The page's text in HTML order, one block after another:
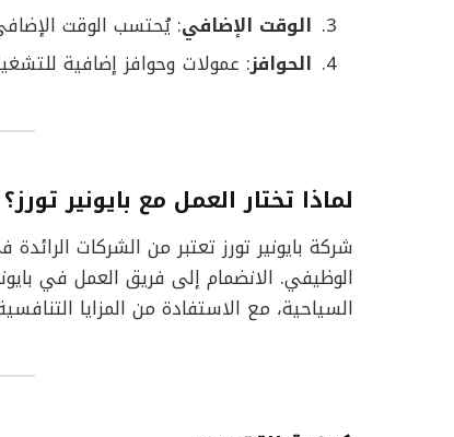
الوقت الإضافي: يُحتسب الوقت
الحوافز: عمولات وحوافز إضافية
لماذا تختار العمل مع بايونير تورز؟
شركة بايونير تورز تعتبر من الشركات
الوظيفي. الانضمام إلى فريق العمل في
السياحية، مع الاستفادة من المزايا